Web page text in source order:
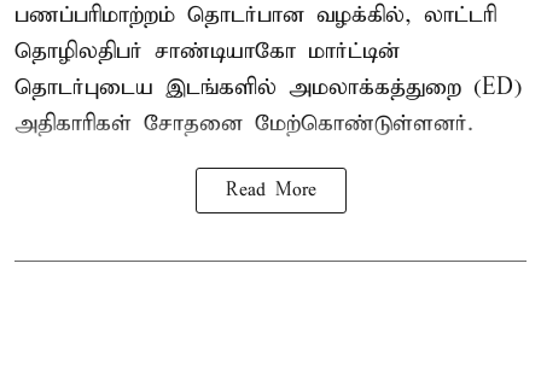
பணப்பரிமாற்றம் தொடர்பான வழக்கில், லாட்டரி
தொழிலதிபர் சாண்டியாகோ மார்ட்டின்
தொடர்புடைய இடங்களில் அமலாக்கத்துறை (ED)
அதிகாரிகள் சோதனை மேற்கொண்டுள்ளனர்.
Read More